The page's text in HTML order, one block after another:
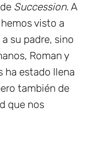
Succession. A
visto a
su padre, sino
Roman y
ha estado llena
también de
que nos